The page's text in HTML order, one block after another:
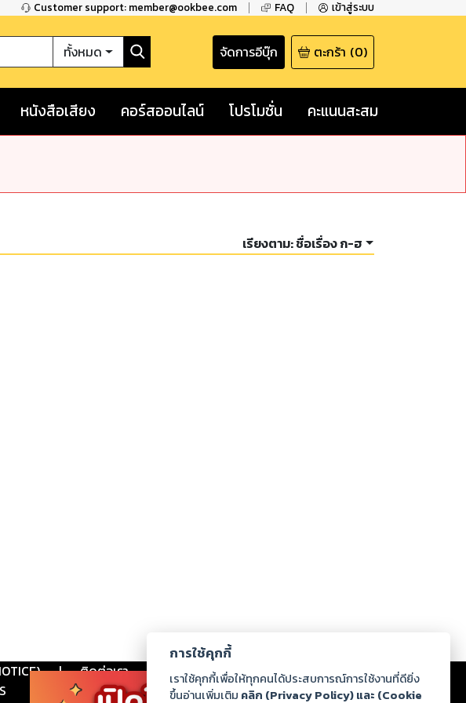
Customer support: member@ookbee.com FAQ เข้าสู่ระบบ
ทั้งหมด จัดการอีบุ๊ก ตะกร้า (0)
หนังสือเสียง คอร์สออนไลน์ โปรโมชั่น คะแนนสะสม
เรียงตาม:ชื่อเรื่อง ก-ฮ
| ติดต่อเรา ร่วมงานกับเรา ดาวน์โหลด
การใช้คุกกี้
เราใช้คุกกี้เพื่อให้ทุกคนได้ประสบการณ์การใช้งานที่ดียิ่ง
ขึ้นอ่านเพิ่มเติม คลิก (Privacy Policy) และ (Cookie